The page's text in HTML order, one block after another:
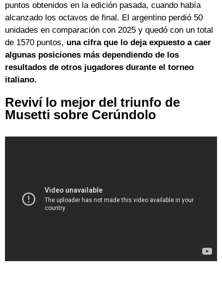
puntos obtenidos en la edición pasada, cuando había
alcanzado los octavos de final. El argentino perdió 50
unidades en comparación con 2025 y quedó con un total
de 1570 puntos, una cifra que lo deja expuesto a caer
algunas posiciones más dependiendo de los
resultados de otros jugadores durante el torneo
italiano.
Reviví lo mejor del triunfo de
Musetti sobre Cerúndolo